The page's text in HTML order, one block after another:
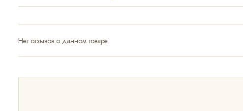
Нет отзывов о данном товаре.